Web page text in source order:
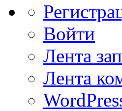
Войти
Лента
Лента